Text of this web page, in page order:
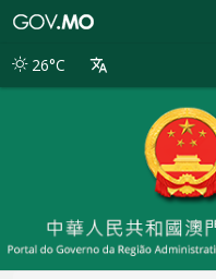
別
26°C